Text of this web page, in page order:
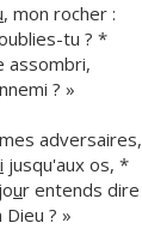
, mon rocher :
tu ? *
assombri,
? »
adversaires,
i jusqu'aux os, *
ur entends dire
Dieu ? »